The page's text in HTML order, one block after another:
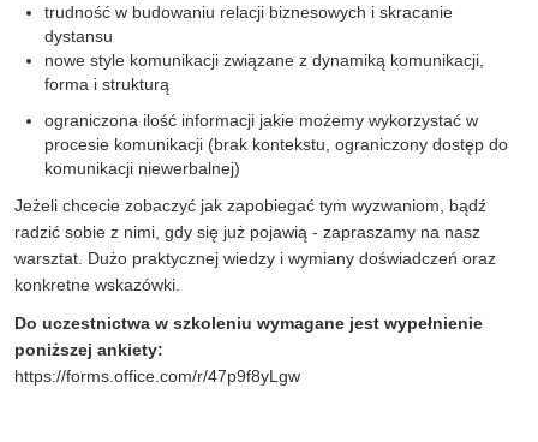
trudność w budowaniu relacji biznesowych i skracanie
dystansu
nowe style komunikacji związane z dynamiką komunikacji,
forma i strukturą
ograniczona ilość informacji jakie możemy wykorzystać w
procesie komunikacji (brak kontekstu, ograniczony dostęp do
komunikacji niewerbalnej)
Jeżeli chcecie zobaczyć jak zapobiegać tym wyzwaniom, bądź
radzić sobie z nimi, gdy się już pojawią - zapraszamy na nasz
warsztat. Dużo praktycznej wiedzy i wymiany doświadczeń oraz
konkretne wskazówki.
Do uczestnictwa w szkoleniu wymagane jest wypełnienie
poniższej ankiety:
https://forms.office.com/r/47p9f8yLgw